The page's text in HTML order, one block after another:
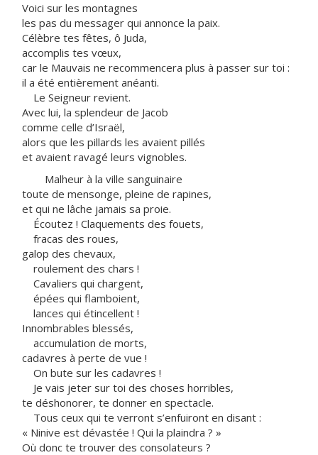
Voici sur les montagnes
les pas du messager qui annonce la paix.
Célèbre tes fêtes, ô Juda,
accomplis tes vœux,
car le Mauvais ne recommencera plus à passer sur toi :
il a été entièrement anéanti.
Le Seigneur revient.
Avec lui, la splendeur de Jacob
comme celle d’Israël,
alors que les pillards les avaient pillés
et avaient ravagé leurs vignobles.
Malheur à la ville sanguinaire
toute de mensonge, pleine de rapines,
et qui ne lâche jamais sa proie.
Écoutez ! Claquements des fouets,
fracas des roues,
galop des chevaux,
roulement des chars !
Cavaliers qui chargent,
épées qui flamboient,
lances qui étincellent !
Innombrables blessés,
accumulation de morts,
cadavres à perte de vue !
On bute sur les cadavres !
Je vais jeter sur toi des choses horribles,
te déshonorer, te donner en spectacle.
Tous ceux qui te verront s’enfuiront en disant :
« Ninive est dévastée ! Qui la plaindra ? »
Où donc te trouver des consolateurs ?